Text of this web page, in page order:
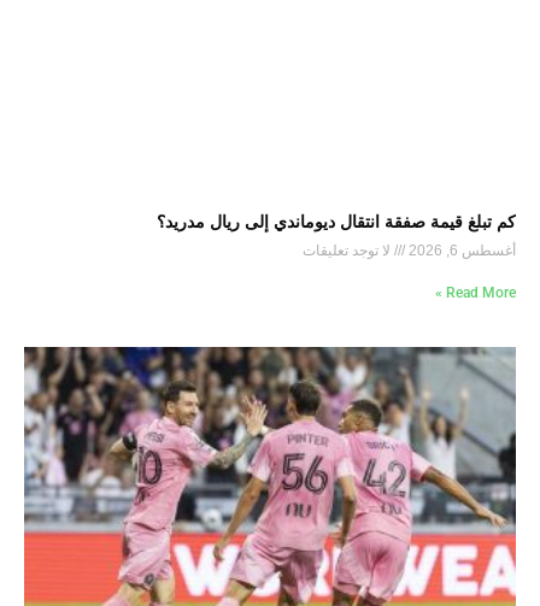
كم تبلغ قيمة صفقة انتقال ديوماندي إلى ريال مدريد؟
أغسطس 6, 2026 لا توجد تعليقات
Read More »